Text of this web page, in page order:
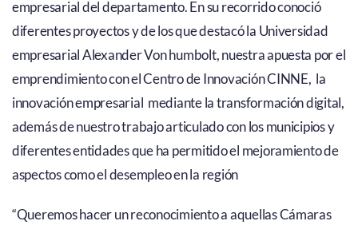
empresarial del departamento. En su recorrido conoció
diferentes proyectos y de los que destacó la Universidad
empresarial Alexander Von humbolt, nuestra apuesta por el
emprendimiento con el Centro de Innovación CINNE, la
innovación empresarial mediante la transformación digital,
además de nuestro trabajo articulado con los municipios y
diferentes entidades que ha permitido el mejoramiento de
aspectos como el desempleo en la región
“Queremos hacer un reconocimiento a aquellas Cámaras